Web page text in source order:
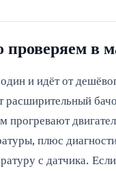
в
и идёт от
расширительный
прогревают
плюс
с датчика.